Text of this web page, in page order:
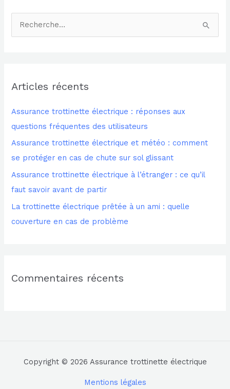
e
c
h
e
r
:
Articles récents
Assurance trottinette électrique : réponses aux
questions fréquentes des utilisateurs
Assurance trottinette électrique et météo : comment
se protéger en cas de chute sur sol glissant
Assurance trottinette électrique à l’étranger : ce qu’il
faut savoir avant de partir
La trottinette électrique prêtée à un ami : quelle
couverture en cas de problème
Commentaires récents
Copyright © 2026 Assurance trottinette électrique
Mentions légales